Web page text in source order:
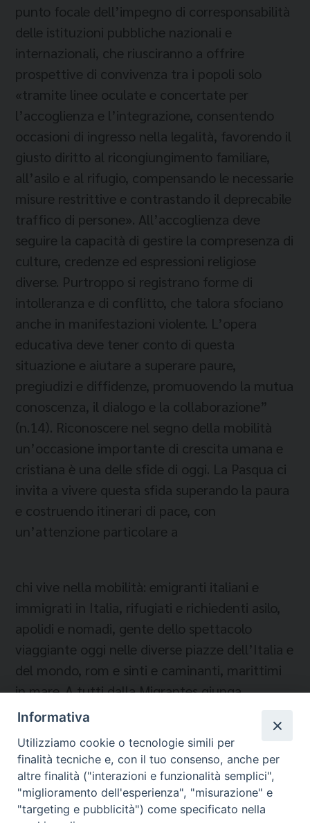
punto focale dell’impegno di corresponsabilità
delle istituzioni pubbliche nazionali e
internazionali, che riusciranno a offrire
prospettive di convivenza tra i popoli solo
«tramite linee oculate e concertate per
l’accoglienza e l’integrazione, consentendo
occasioni di ingresso nella legalità, favorendo il
giusto diritto al ricongiungimento familiare,
all’asilo e al rifugio, compensando le necessarie
misure restrittive e contrastando il deprecabile
traffico di persone». All’accoglienza deve
seguire la capacità di gestire la compresenza di
culture, credenze ed espressioni religiose
diverse. Purtroppo si registrano forme di
intolleranza e di conflitto, che talora sfociano
anche in manifestazioni violente. L’opera
educativa deve tener conto di questa
situazione e aiutare a superare paure,
pregiudizi e diffidenze, promuovendo la mutua
conoscenza, il dialogo e la collaborazione”
(n.14). Riconoscere nel segno della mobilità
un’occasione importante di crescita umana e
cristiana è una delle sfide di oggi. La Pasqua ci
invita a vivere questa sfida superando la paura
e costruendo itinerari di pace, con
un’attenzione particolare a
chi vive nella mobilità: emigranti italiani e
immigrati in Italia, rifugiati e richiedenti asilo,
apolidi e nomadi, gente dello spettacolo
viaggiante oggi nelle diverse piazze dell’Italia e
del mondo, rom e sinti e caminanti, marittimi
in mare. A tutti dalla Migrantes giunga
l’augurio di pace pasquale
Informativa
Utilizziamo cookie o tecnologie simili per
finalità tecniche e, con il tuo consenso, anche per
altre finalità ("interazioni e funzionalità semplici",
"miglioramento dell'esperienza", "misurazione" e
"targeting e pubblicità") come specificato nella